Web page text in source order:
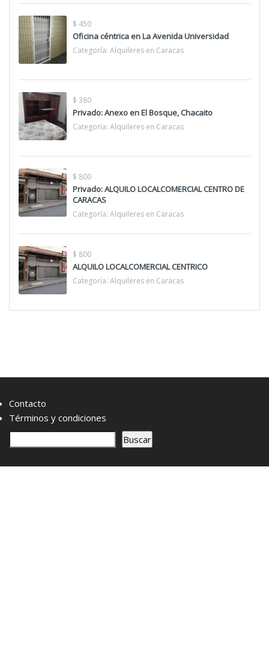
$ 450
Oficina céntrica en La Avenida Universidad
Categoría: Alquileres en Caracas
$ 380
Privado: Anexo en El Bosque, Chacaito
Categoría: Alquileres en Caracas
$ 800
Privado: ALQUILO LOCALCOMERCIAL CENTRO DE
CARACAS
Categoría: Alquileres en Caracas
$ 800
ALQUILO LOCALCOMERCIAL CENTRICO
Categoría: Alquileres en Caracas
Contacto
Términos y condiciones
s
Buscar